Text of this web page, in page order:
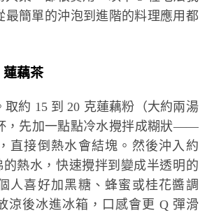
最簡單的沖泡到進階的料理應用都
蓮藕茶
取約 15 到 20 克蓮藕粉（大約兩湯
，先加一點點冷水攪拌成糊狀——
直接倒熱水會結塊。然後沖入約
的熱水，快速攪拌到變成半透明的
人喜好加黑糖、蜂蜜或桂花醬調
涼後冰進冰箱，口感會更 Q 彈滑